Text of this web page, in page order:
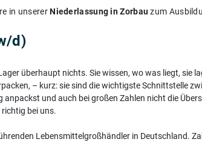
in unsererNiederlassung in Zorbauzum
d)
überhaupt nichts. Sie wissen, wo was liegt, sie
– kurz: sie sind die wichtigste Schnittstelle
anpackst und auch bei großen Zahlen nicht die
bei uns.
Lebensmittelgroßhändler in Deutschland.